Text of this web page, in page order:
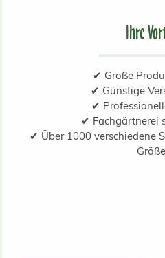
Ihre
✔ Große
✔ Günstige
✔
✔ Fachgärtnerei
✔ Über 1000 verschiedene